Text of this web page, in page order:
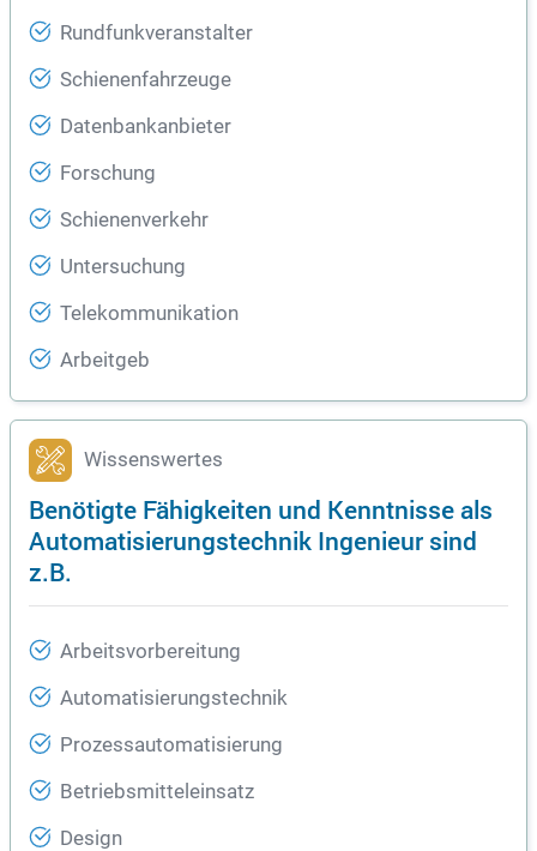
Rundfunkveranstalter
Schienenfahrzeuge
Datenbankanbieter
Forschung
Schienenverkehr
Untersuchung
Telekommunikation
Arbeitgeb
Wissenswertes
Benötigte Fähigkeiten und Kenntnisse als
Automatisierungstechnik Ingenieur sind
z.B.
Arbeitsvorbereitung
Automatisierungstechnik
Prozessautomatisierung
Betriebsmitteleinsatz
Design